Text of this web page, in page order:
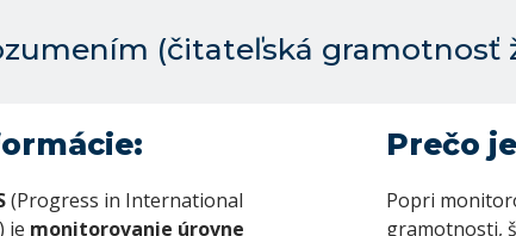
(čitateľská gramotnosť
(Progress in International
je monitorovanie úrovne
Prečo
Popri
gramotnosti,